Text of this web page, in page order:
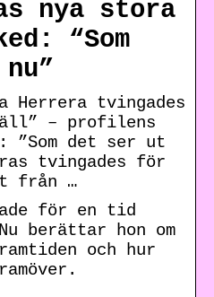
nya stora
“Som
Herrera tvingades
– profilens
”Som det ser ut
tvingades för
från …
för en tid
berättar hon om
och hur